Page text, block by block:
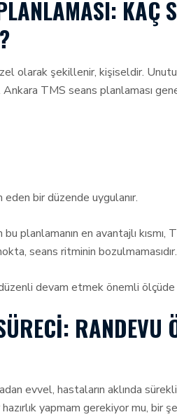
KAÇ
olarak şekillenir, kişiseldir.
TMS seans planlaması
bir düzende uygulanır.
planlamanın en avantajlı
seans ritminin bozulmamasıdır.
devam etmek önemli
RANDEVU
evvel, hastaların aklında
yapmam gerekiyor mu, bir